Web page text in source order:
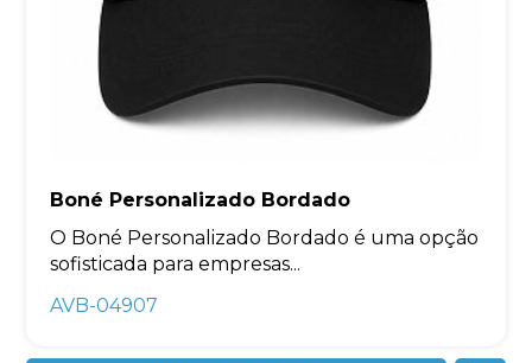
Boné Personalizado Bordado
O Boné Personalizado Bordado é uma opção
sofisticada para empresas...
AVB-04907